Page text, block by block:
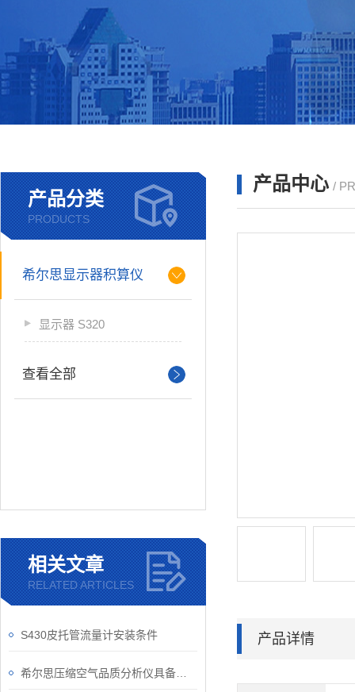
产品分类
PRODUCTS
希尔思显示器积算仪
显示器 S320
查看全部
相关文章
RELATED ARTICLES
S430皮托管流量计安装条件
产品中心 /
产品详情